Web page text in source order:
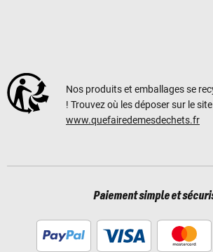
Nos produits et emballages se
! Trouvez où les déposer sur le site
www.quefairedemesdechets.fr
Paiement simple et